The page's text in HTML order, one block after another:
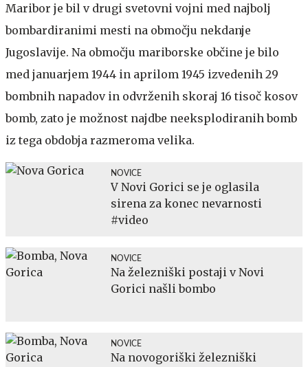
Maribor je bil v drugi svetovni vojni med najbolj
bombardiranimi mesti na območju nekdanje
Jugoslavije. Na območju mariborske občine je bilo
med januarjem 1944 in aprilom 1945 izvedenih 29
bombnih napadov in odvrženih skoraj 16 tisoč kosov
bomb, zato je možnost najdbe neeksplodiranih bomb
iz tega obdobja razmeroma velika.
NOVICE
V Novi Gorici se je oglasila
sirena za konec nevarnosti
#video
NOVICE
Na železniški postaji v Novi
Gorici našli bombo
NOVICE
Na novogoriški železniški